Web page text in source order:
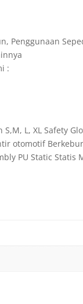
Penggunaan
:
L, XL Safety
otomotif
PU Static